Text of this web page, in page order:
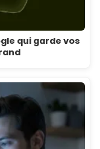
qui garde vos